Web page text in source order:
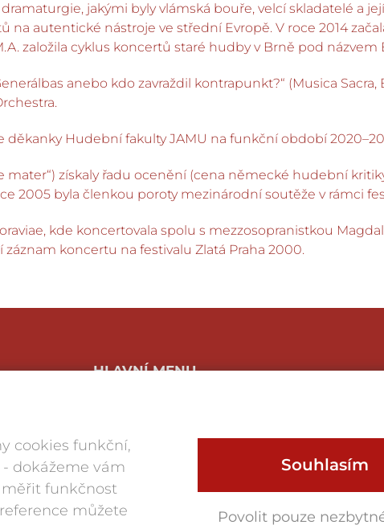
jakými byly vlámská bouře, velcí skladatelé a
autentické nástroje ve střední Evropě. V roce 2014
založila cyklus koncertů staré hudby v Brně pod názvem
anebo kdo zavraždil kontrapunkt?“ (Musica
děkanky Hudební fakulty JAMU na funkční období
mater“) získaly řadu ocenění (cena německé hudební
2005 byla členkou poroty mezinárodní soutěže v rámci
kde koncertovala spolu s mezzosopranistkou
koncertu na festivalu Zlatá Praha 2000.
04
HLAVNÍ MENU
Víno
Magazín
Partneři
Klub přátel
cookies funkční,
dokážeme vám
funkčnost
můžete
Souhlasím
Povolit pouze